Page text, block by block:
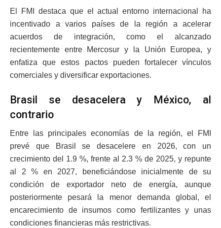
El FMI destaca que el actual entorno internacional ha
incentivado a varios países de la región a acelerar
acuerdos de integración, como el alcanzado
recientemente entre Mercosur y la Unión Europea, y
enfatiza que estos pactos pueden fortalecer vínculos
comerciales y diversificar exportaciones.
Brasil se desacelera y México, al
contrario
Entre las principales economías de la región, el FMI
prevé que Brasil se desacelere en 2026, con un
crecimiento del 1.9 %, frente al 2.3 % de 2025, y repunte
al 2 % en 2027, beneficiándose inicialmente de su
condición de exportador neto de energía, aunque
posteriormente pesará la menor demanda global, el
encarecimiento de insumos como fertilizantes y unas
condiciones financieras más restrictivas.